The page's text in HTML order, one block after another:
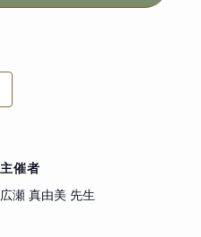
主催者
広瀬 真由美 先生